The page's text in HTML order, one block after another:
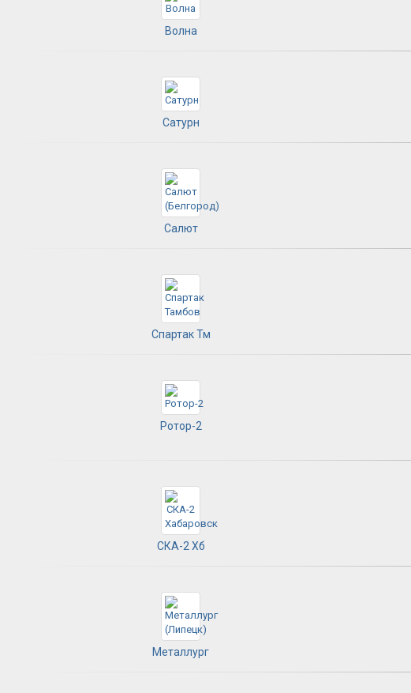
Волна
Сатурн
Салют
Спартак Тм
Ротор-2
СКА-2 Хб
Металлург